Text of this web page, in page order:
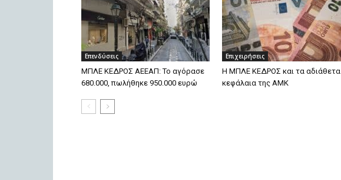
Επενδύσεις
ΜΠΛΕ ΚΕΔΡΟΣ ΑΕΕΑΠ: Το αγόρασε
680.000, πωλήθηκε 950.000 ευρώ
Επιχειρήσεις
H ΜΠΛΕ ΚΕΔΡΟΣ και τα αδιάθετα
κεφάλαια της ΑΜΚ